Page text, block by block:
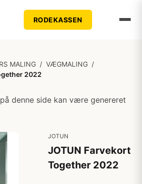
RODEKASSEN
MALING / VÆGMALING /
2022
denne side kan være genereret
JOTUN
JOTUN Farvekort
Together 2022